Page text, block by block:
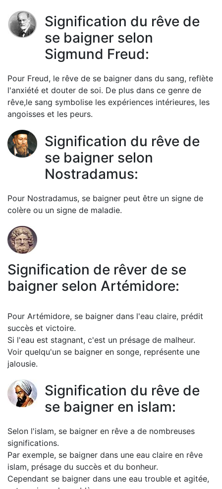
Signification du rêve de
se baigner selon
Sigmund Freud:
Pour Freud, le rêve de se baigner dans du sang, reflète
l'anxiété et douter de soi. De plus dans ce genre de
rêve,le sang symbolise les expériences intérieures, les
angoisses et les peurs.
Signification du rêve de
se baigner selon
Nostradamus:
Pour Nostradamus, se baigner peut être un signe de
colère ou un signe de maladie.
Signification de rêver de se
baigner selon Artémidore:
Pour Artémidore, se baigner dans l'eau claire, prédit
succès et victoire.
Si l'eau est stagnant, c'est un présage de malheur.
Voir quelqu'un se baigner en songe, représente une
jalousie.
Signification du rêve de
se baigner en islam:
Selon l'islam, se baigner en rêve a de nombreuses
significations.
Par exemple, se baigner dans une eau claire en rêve
islam, présage du succès et du bonheur.
Cependant se baigner dans une eau trouble et agitée,